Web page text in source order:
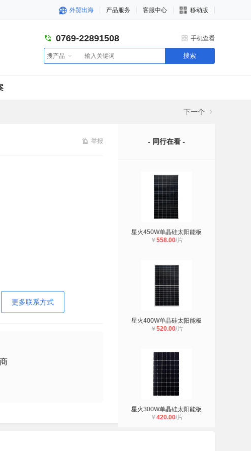
外贸出海 产品服务 客服中心 移动版
0769-22891508 手机查看
搜产品 搜索
下一个
举报
更多联系方式
- 同行在看 -
星火450W单晶硅太阳能板
￥ 558.00/片
星火400W单晶硅太阳能板
￥ 520.00/片
星火300W单晶硅太阳能板
￥ 420.00/片